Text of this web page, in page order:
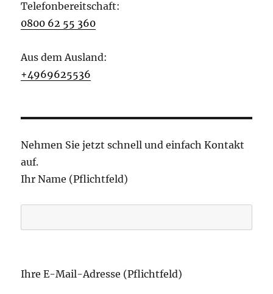
Telefonbereitschaft:
0800 62 55 360
Aus dem Ausland:
+4969625536
Nehmen Sie jetzt schnell und einfach Kontakt
auf.
Ihr Name (Pflichtfeld)
i
Ihre E-Mail-Adresse (Pflichtfeld)